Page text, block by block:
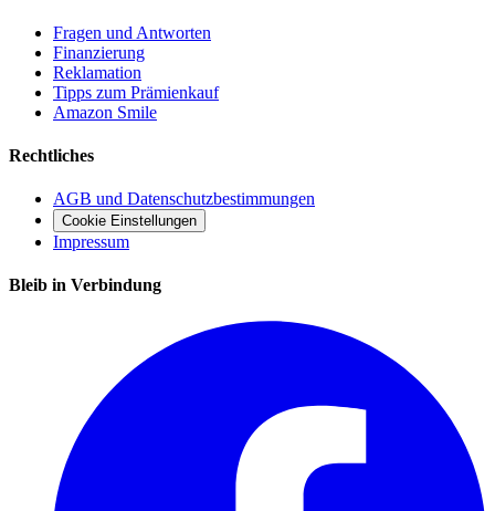
Fragen und Antworten
Finanzierung
Reklamation
Tipps zum Prämienkauf
Amazon Smile
Rechtliches
AGB und Datenschutzbestimmungen
Cookie Einstellungen
Impressum
Bleib in Verbindung